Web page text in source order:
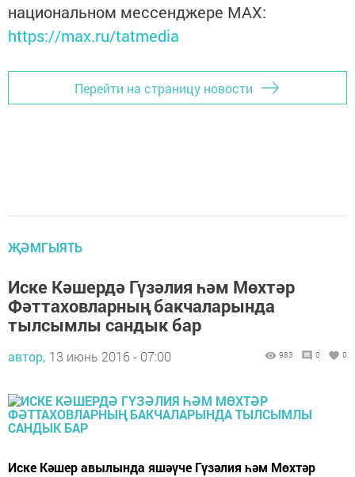
национальном мессенджере MАХ:
https://max.ru/tatmedia
Перейти на страницу новости
ҖӘМГЫЯТЬ
Иске Кәшердә Гүзәлия һәм Мөхтәр
Фәттаховларның бакчаларында
тылсымлы сандык бар
автор, 13 июнь 2016 - 07:00 983 0 0
Иске Кәшер авылында яшәүче Гүзәлия һәм Мөхтәр